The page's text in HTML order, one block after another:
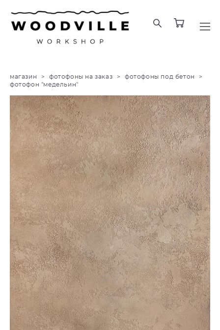
магазин > фотофоны на заказ > фотофоны под бетон
>
фотофон "медельин"